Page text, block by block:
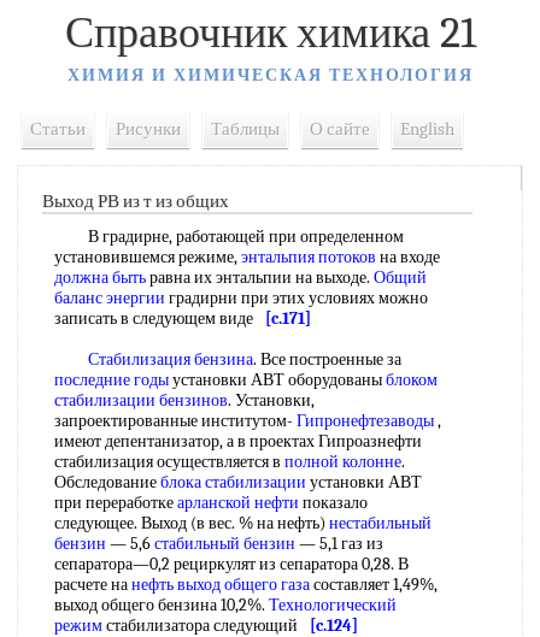
Справочник химика 21
ХИМИЯ И ХИМИЧЕСКАЯ ТЕХНОЛОГИЯ
Статьи Рисунки Таблицы О сайте English
Выход РВ из т из общих
В градирне, работающей при определенном
установившемся режиме,энтальпия потоков на входе
должна бытьравна их энтальпии на выходе. Общий
баланс энергии градирни при этих условиях можно
записать в следующем виде
[c.171]
Стабилизация бензина. Все построенные за
последние годыустановки АВТ оборудованыблоком
стабилизации бензинов. Установки,
запроектированные институтом- Гипронефтезаводы,
имеют депентанизатор, а в проектах Гипроазнефти
стабилизация осуществляется в полной колонне.
Обследованиеблока стабилизации установки АВТ
при переработкеарланской нефти показало
следующее. Выход (в вес. % на нефть) нестабильный
бензин — 5,6стабильный бензин — 5,1 газ из
сепаратора—0,2 рециркулят из сепаратора 0,28. В
расчете нанефть выходобщего газасоставляет 1,49%,
выход общего бензина 10,2%. Технологический
режимстабилизатора следующий [c.124]